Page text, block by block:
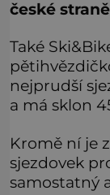
české
Také
nejprudší
a má sklon
Kromě ní je
sjezdovek
samostatný